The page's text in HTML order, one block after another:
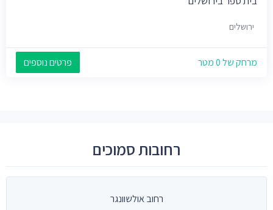
ירושלים
מרחק של 0 מטר פרטים נוספים
רחובות סמוכים
רחוב אולשוונגר